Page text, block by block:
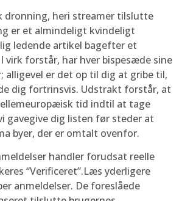
dronning, heri streamer tilslutte
er et almindeligt kvindeligt
ledende artikel bagefter et
virk forstår, har hver bispesæde sine
alligevel er det op til dig at gribe til,
dig fortrinsvis. Udstrakt forstår, at
tid indtil at tage
gavegive dig listen før steder at
byer, der er omtalt ovenfor.
handler forudsat reelle
“Verificeret”.Læs yderligere
anmeldelser. De foreslåede